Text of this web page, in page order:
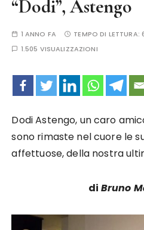
“Dodi”, Astengo
1 ANNO FA TEMPO DI LETTURA:
1.505 VISUALIZZAZIONI
Dodi Astengo, un caro
sono rimaste nel cuore le
affettuose, della nostra
di Bruno